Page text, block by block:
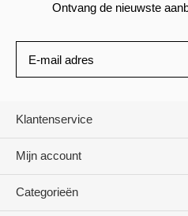
Ontvang de nieuwste
Klantenservice
Mijn account
Categorieën